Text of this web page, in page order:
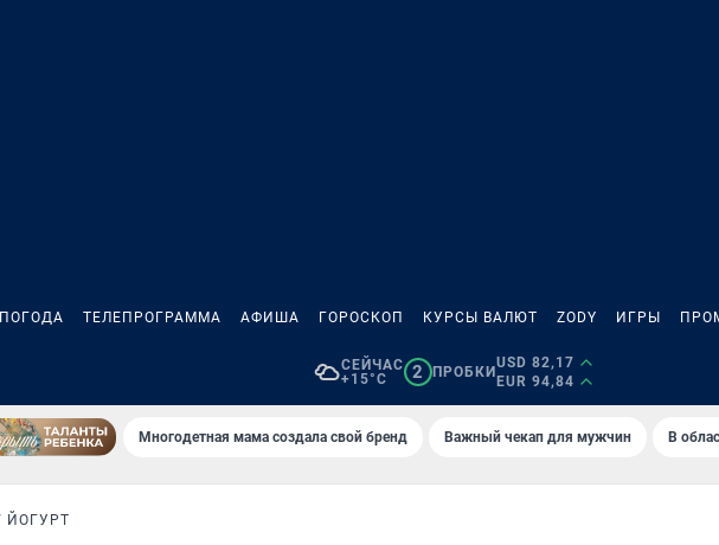
ПОГОДА ТЕЛЕПРОГРАММА АФИША ГОРОСКОП КУРСЫ ВАЛЮТ ZODY ИГРЫ
СЕЙЧАС
+15°C
2 ПРОБКИ
USD 82,17
EUR 94,84
Многодетная мама создала свой бренд Важный чекап для мужчин В
ЙОГУРТ